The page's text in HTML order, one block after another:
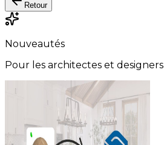
Retour
Nouveautés
Pour les architectes et designers